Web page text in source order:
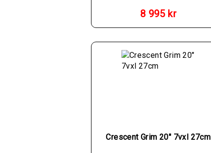
8 995 kr
Crescent Grim 20″ 7vxl 27cm